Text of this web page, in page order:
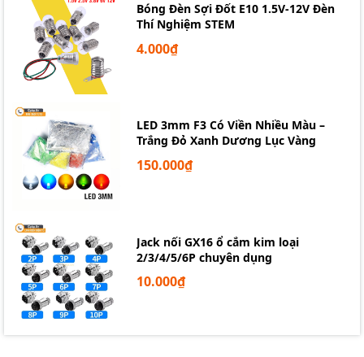
Bóng Đèn Sợi Đốt E10 1.5V-12V Đèn
Thí Nghiệm STEM
4.000₫
LED 3mm F3 Có Viền Nhiều Màu –
Trắng Đỏ Xanh Dương Lục Vàng
150.000₫
Jack nối GX16 ổ cắm kim loại
2/3/4/5/6P chuyên dụng
10.000₫